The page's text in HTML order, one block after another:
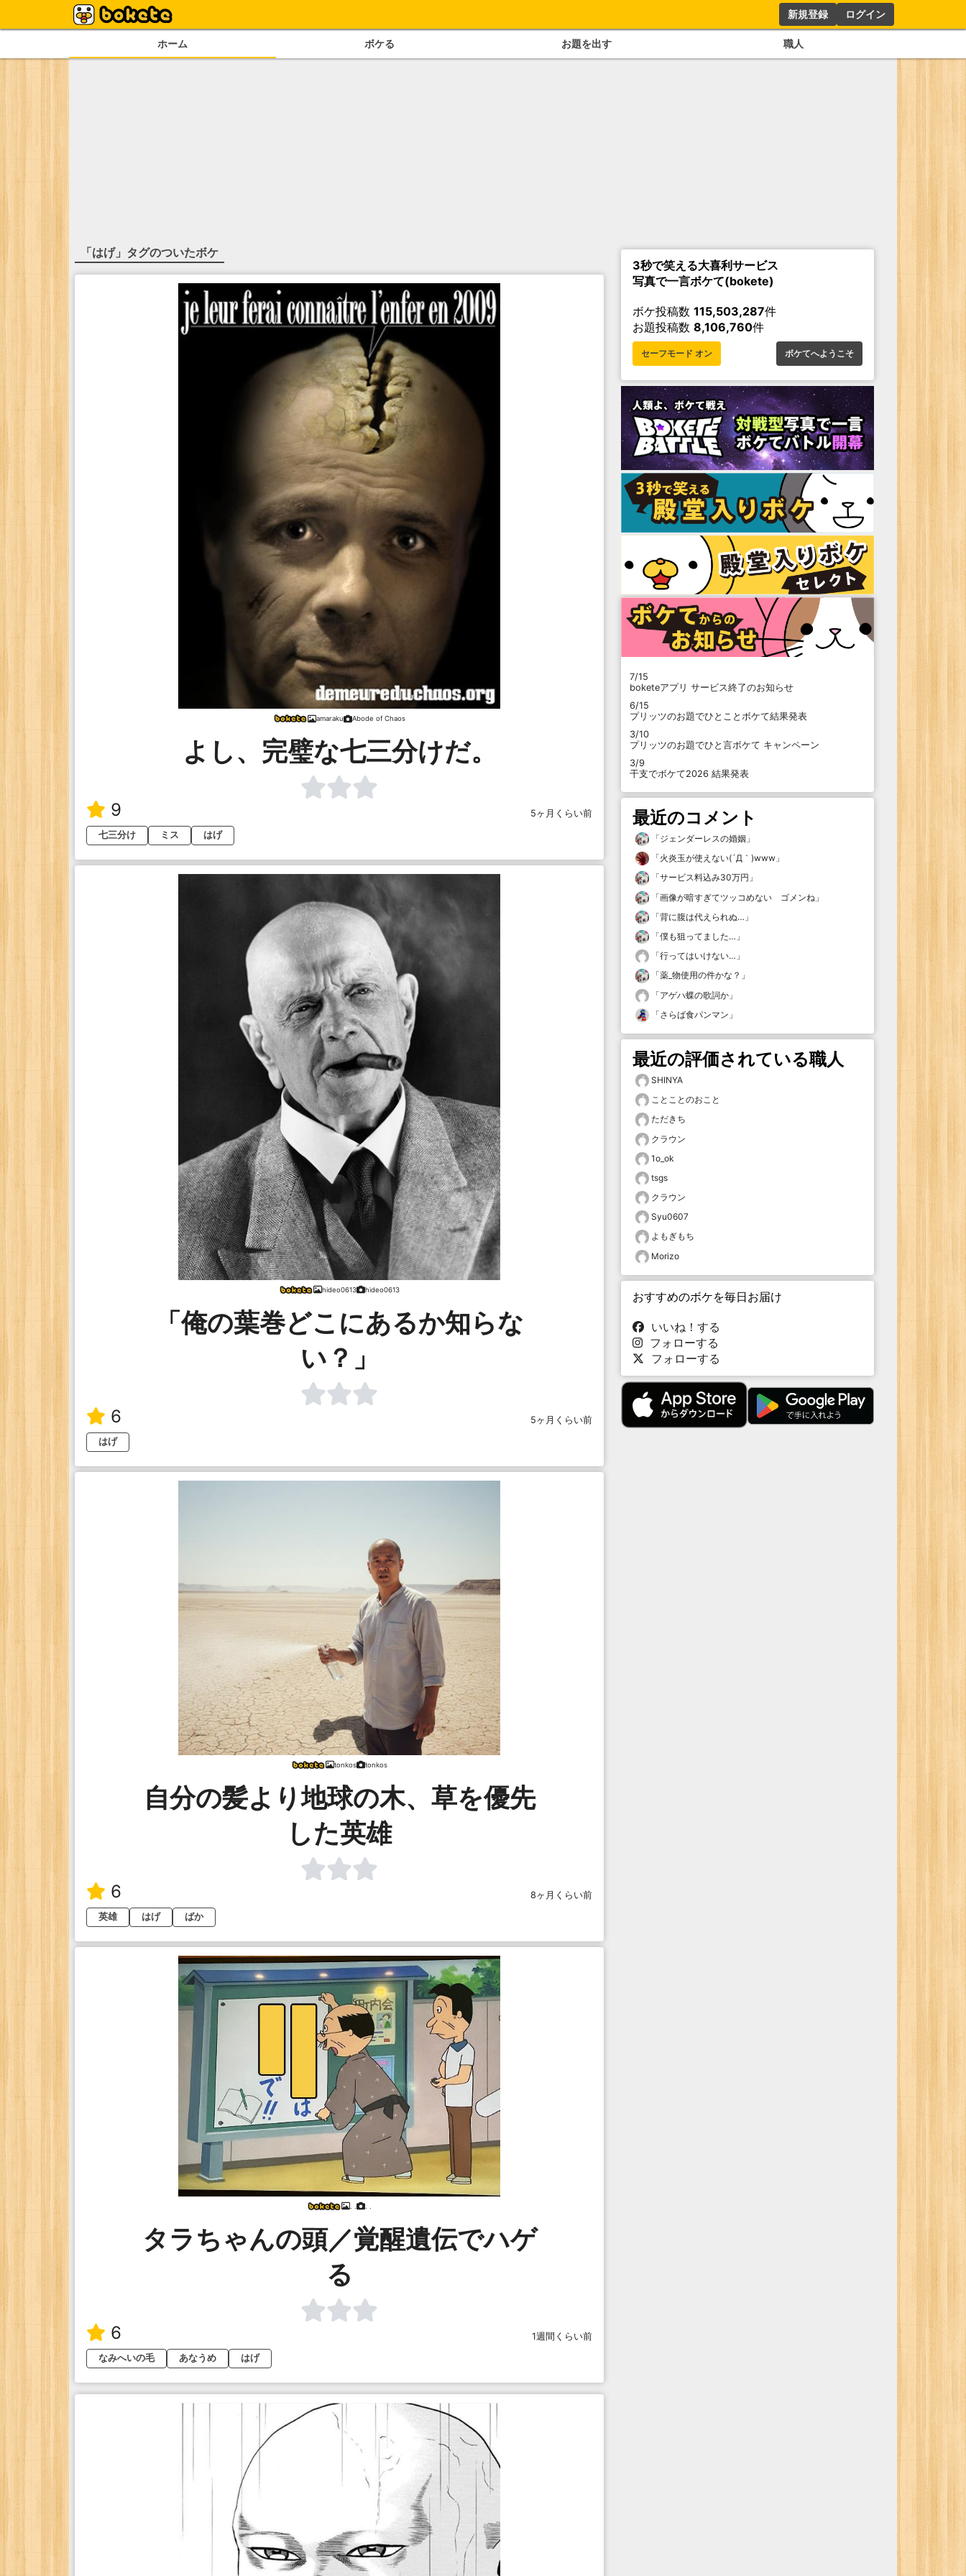
新規登録 ログイン
ホーム ボケる お題を出す 職人
「はげ」タグのついたボケ
amaraku Abode of Chaos
よし、完璧な七三分けだ。
9
5ヶ月くらい前
七三分け
ミス はげ
hideo0613 hideo0613
「俺の葉巻どこにあるか知らな
い？」
6
5ヶ月くらい前
はげ
tonkos tonkos
自分の髪より地球の木、草を優先
した英雄
6
8ヶ月くらい前
英雄
はげ ばか
タラちゃんの頭／覚醒遺伝でハゲ
る
6
1週間くらい前
なみへいの毛
あなうめ はげ
3秒で笑える大喜利サービス
写真で一言ボケて(bokete)
ボケ投稿数 115,503,287件
お題投稿数 8,106,760件
セーフモード オン ボケてへようこそ
7/15
boketeアプリ サービス終了のお知らせ
6/15
プリッツのお題でひとことボケて結果発表
3/10
プリッツのお題でひと言ボケて キャンペーン
3/9
干支でボケて2026 結果発表
最近のコメント
「ジェンダーレスの婚姻 」
「火炎玉が使えない(´Д｀)www 」
「サービス料込み30万円 」
「画像が暗すぎてツッコめない ゴメンね 」
「背に腹は代えられぬ… 」
「僕も狙ってました… 」
「行ってはいけない… 」
「薬_物使用の件かな？ 」
「アゲハ蝶の歌詞か 」
「さらば食パンマン 」
最近の評価されている職人
SHINYA
ことことのおこと
ただきち
クラウン
1o_ok
tsgs
クラウン
Syu0607
よもぎもち
Morizo
おすすめのボケを毎日お届け
いいね！する
フォローする
フォローする